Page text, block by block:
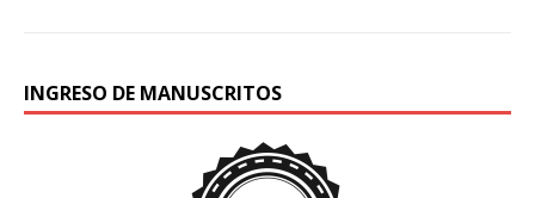
INGRESO DE MANUSCRITOS